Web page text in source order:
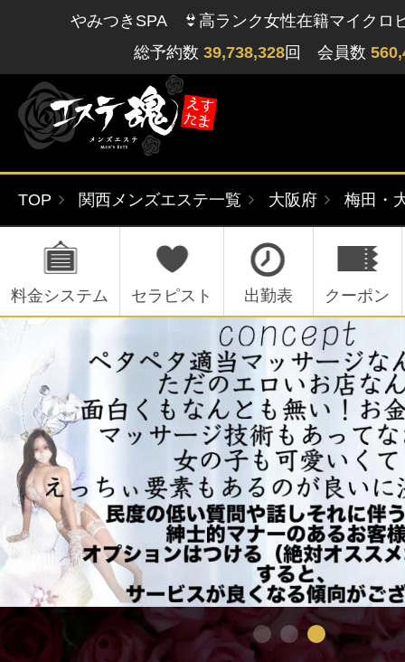
やみつきSPA 👙高ランク女性在籍マイクロ
総予約数 39,738,328回 会員数
閲覧履歴
ゲストさん
関西版
北海道・東北版 九州・沖縄版
無料会員登録
ログイン
夏の特集イベント開催中！
激アツなお店を多数掲載！
メンズエステ店
お店を探す
セラピスト
TOP 関西メンズエステ一覧 大阪府 梅田・
料金システム セラピスト 出勤表 クーポン